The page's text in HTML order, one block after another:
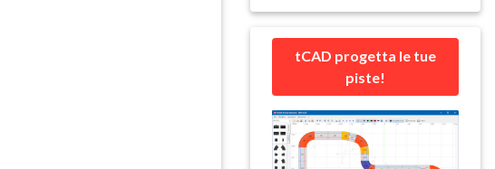
tCAD progetta le tue
piste!